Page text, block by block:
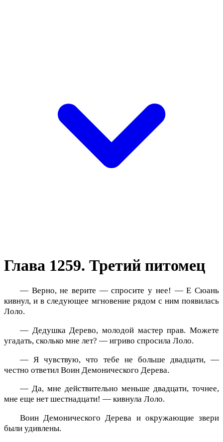
Глава 1259. Третий питомец
— Верно, не верите — спросите у нее! — Е Сюань
кивнул, и в следующее мгновение рядом с ним появилась
Лоло.
— Дедушка Дерево, молодой мастер прав. Можете
угадать, сколько мне лет? — игриво спросила Лоло.
— Я чувствую, что тебе не больше двадцати, —
честно ответил Воин Демонического Дерева.
— Да, мне действительно меньше двадцати, точнее,
мне еще нет шестнадцати! — кивнула Лоло.
Воин Демонического Дерева и окружающие звери
были удивлены.